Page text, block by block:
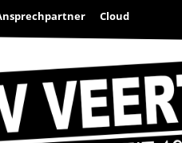
Cloud